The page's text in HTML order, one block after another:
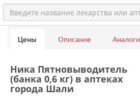
Цены Описание Аналоги
Ника Пятновыводитель
(банка 0,6 кг) в аптеках
города Шали